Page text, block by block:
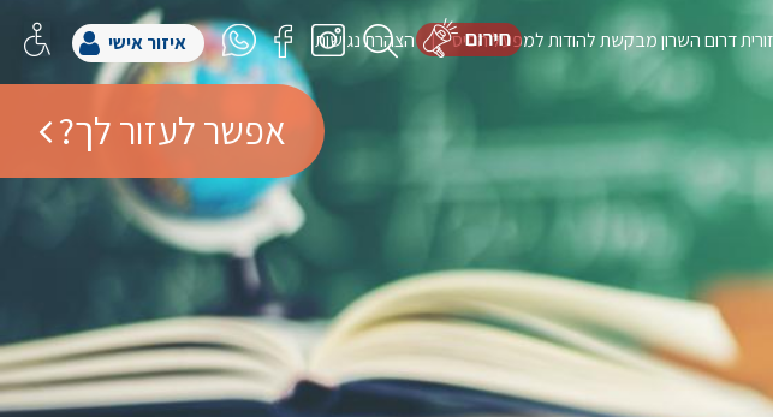
דרום השרון מבקשת להודות למפעל הפיס הצהרת נגישות איזור אישי
אפשר לעזור לך?